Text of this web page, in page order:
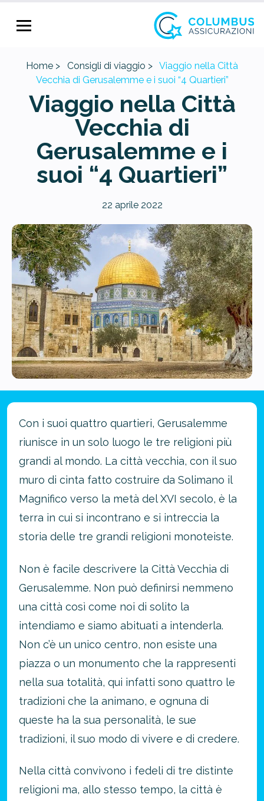
Home > Consigli di viaggio > Viaggio nella Città
Vecchia di Gerusalemme e i suoi “4 Quartieri”
Viaggio nella Città
Vecchia di
Gerusalemme e i
suoi “4 Quartieri”
22 aprile 2022
Con i suoi quattro quartieri, Gerusalemme
riunisce in un solo luogo le tre religioni più
grandi al mondo. La città vecchia, con il suo
muro di cinta fatto costruire da Solimano il
Magnifico verso la metà del XVI secolo, è la
terra in cui si incontrano e si intreccia la
storia delle tre grandi religioni monoteiste.
Non è facile descrivere la Città Vecchia di
Gerusalemme. Non può definirsi nemmeno
una città così come noi di solito la
intendiamo e siamo abituati a intenderla.
Non c’è un unico centro, non esiste una
piazza o un monumento che la rappresenti
nella sua totalità, qui infatti sono quattro le
tradizioni che la animano, e ognuna di
queste ha la sua personalità, le sue
tradizioni, il suo modo di vivere e di credere.
Nella città convivono i fedeli di tre distinte
religioni ma, allo stesso tempo, la città è